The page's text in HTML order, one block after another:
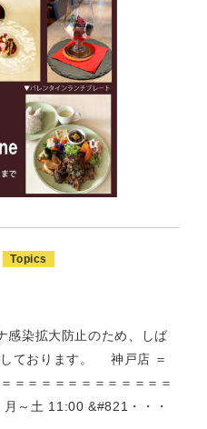
Topics
感染拡大防止のため、しば
しております。 神戸店 ＝
＝＝＝＝＝＝＝＝＝＝＝＝
～土 11:00 &#821・・・